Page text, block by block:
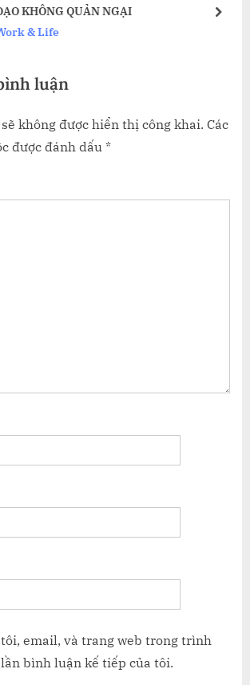
s
KHÔNG QUẢN NGẠI
& Life
next
luận
không được hiển thị công khai. Các
được đánh dấu *
email, và trang web trong trình
bình luận kế tiếp của tôi.